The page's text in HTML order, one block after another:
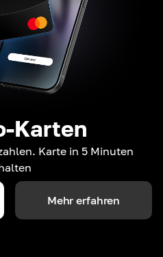
Karten
Karte in 5 Minuten
Mehr erfahren